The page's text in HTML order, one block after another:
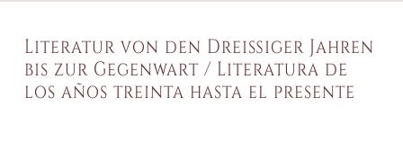
Literatur von den Dreißiger Jahren
bis zur Gegenwart / Literatura de
los años treinta hasta el presente